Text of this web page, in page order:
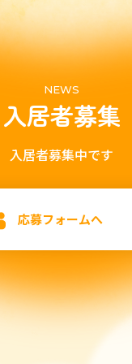
NEWS
入居者募集
入居者募集中です
応募フォームへ